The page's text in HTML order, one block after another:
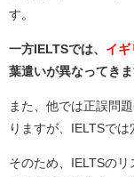
す。
一方IELTSでは、 イギ
葉遣いが異なってきま
また、他では正誤問
りますが、IELTSでは
そのため、IELTSの